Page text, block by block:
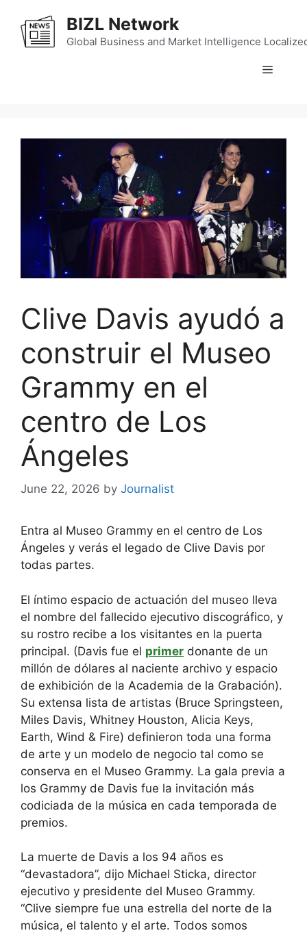
content
BIZL Network
Global Business and Market Intelligence
Menu
Clive Davis ayudó a
construir el Museo
Grammy en el
centro de Los
Ángeles
June 22, 2026 by Journalist
Entra al Museo Grammy en el centro de Los
Ángeles y verás el legado de Clive Davis por
todas partes.
El íntimo espacio de actuación del museo lleva
el nombre del fallecido ejecutivo discográfico, y
su rostro recibe a los visitantes en la puerta
principal. (Davis fue el primer donante de un
millón de dólares al naciente archivo y espacio
de exhibición de la Academia de la Grabación).
Su extensa lista de artistas (Bruce Springsteen,
Miles Davis, Whitney Houston, Alicia Keys,
Earth, Wind & Fire) definieron toda una forma
de arte y un modelo de negocio tal como se
conserva en el Museo Grammy. La gala previa a
los Grammy de Davis fue la invitación más
codiciada de la música en cada temporada de
premios.
La muerte de Davis a los 94 años es
“devastadora”, dijo Michael Sticka, director
ejecutivo y presidente del Museo Grammy.
“Clive siempre fue una estrella del norte de la
música, el talento y el arte. Todos somos